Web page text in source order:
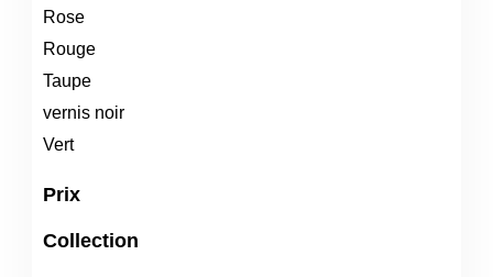
Rose
Rouge
Taupe
vernis noir
Vert
Prix
Collection